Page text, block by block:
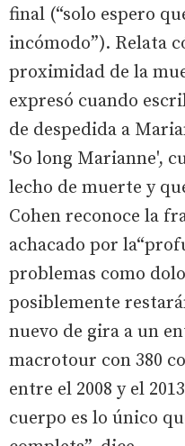
final (“solo espero
incómodo”). Relata
proximidad de la
expresó cuando
de despedida a
'So long Marianne',
lecho de muerte y
Cohen reconoce la
achacado por
problemas como
posiblemente
nuevo de gira a un
macrotour con 380
entre el 2008 y el
cuerpo es lo único